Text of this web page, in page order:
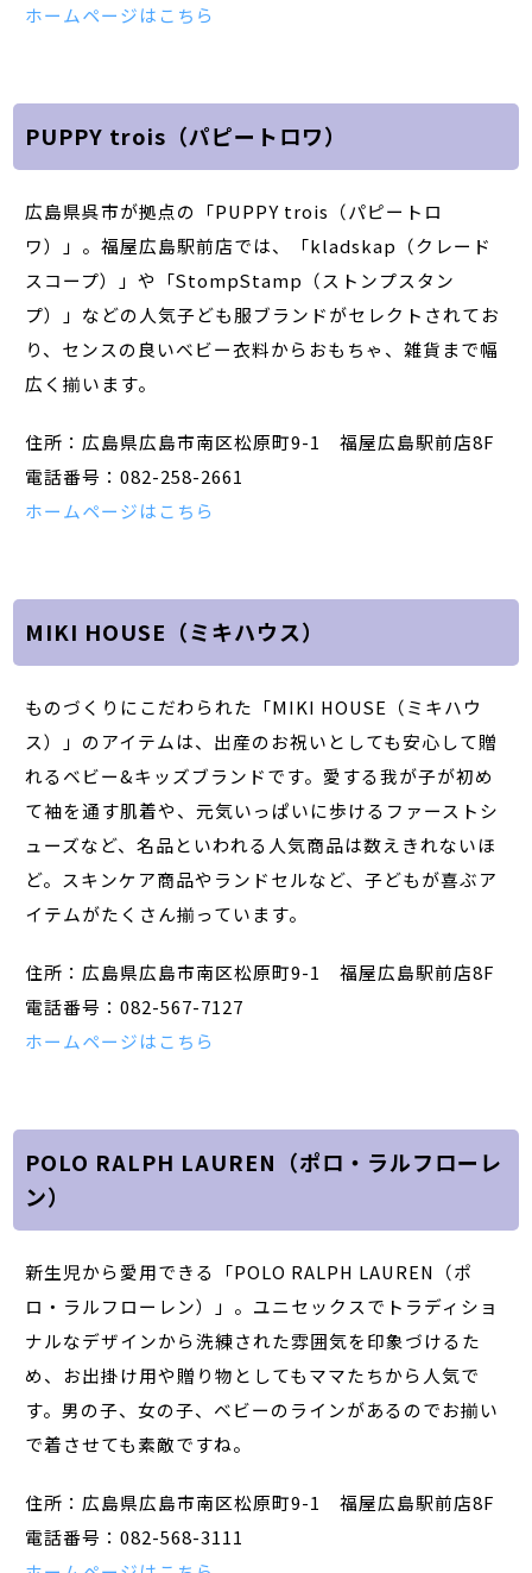
ホームページはこちら
PUPPY trois（パピートロワ）
広島県呉市が拠点の「PUPPY trois（パピートロ
ワ）」。福屋広島駅前店では、「kladskap（クレード
スコープ）」や「StompStamp（ストンプスタン
プ）」などの人気子ども服ブランドがセレクトされてお
り、センスの良いベビー衣料からおもちゃ、雑貨まで幅
広く揃います。
住所：広島県広島市南区松原町9-1 福屋広島駅前店8F
電話番号：082-258-2661
ホームページはこちら
MIKI HOUSE（ミキハウス）
ものづくりにこだわられた「MIKI HOUSE（ミキハウ
ス）」のアイテムは、出産のお祝いとしても安心して贈
れるベビー&キッズブランドです。愛する我が子が初め
て袖を通す肌着や、元気いっぱいに歩けるファーストシ
ューズなど、名品といわれる人気商品は数えきれないほ
ど。スキンケア商品やランドセルなど、子どもが喜ぶア
イテムがたくさん揃っています。
住所：広島県広島市南区松原町9-1 福屋広島駅前店8F
電話番号：082-567-7127
ホームページはこちら
POLO RALPH LAUREN（ポロ・ラルフローレ
ン）
新生児から愛用できる「POLO RALPH LAUREN（ポ
ロ・ラルフローレン）」。ユニセックスでトラディショ
ナルなデザインから洗練された雰囲気を印象づけるた
め、お出掛け用や贈り物としてもママたちから人気で
す。男の子、女の子、ベビーのラインがあるのでお揃い
で着させても素敵ですね。
住所：広島県広島市南区松原町9-1 福屋広島駅前店8F
電話番号：082-568-3111